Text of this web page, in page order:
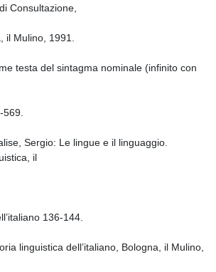
Consultazione,
il Mulino, 1991.
testa del sintagma nominale (infinito con
Sergio: Le lingue e il linguaggio.
il
136-144.
linguistica dell’italiano, Bologna, il Mulino,